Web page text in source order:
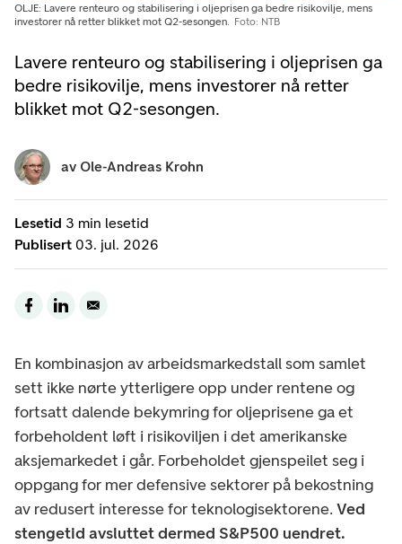
Lavere renteuro og stabilisering i oljeprisen ga
bedre risikovilje, mens investorer nå retter
blikket mot Q2-sesongen.
OLJE: Lavere renteuro og stabilisering i oljeprisen ga bedre risikovilje, mens
investorer nå retter blikket mot Q2-sesongen.
Foto: NTB
Lesetid 3 min lesetid
Publisert 03. jul. 2026
av Ole-Andreas Krohn
En kombinasjon av arbeidsmarkedstall som samlet
sett ikke nørte ytterligere opp under rentene og
fortsatt dalende bekymring for oljeprisene ga et
forbeholdent løft i risikoviljen i det amerikanske
aksjemarkedet i går. Forbeholdet gjenspeilet seg i
oppgang for mer defensive sektorer på bekostning
av redusert interesse for teknologisektorene. Ved
stengetid avsluttet dermed S&P500 uendret.